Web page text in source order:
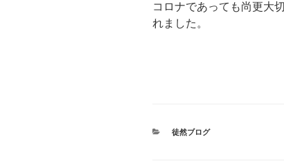
コロナであっても尚更大
れました。
カ
徒然ブログ